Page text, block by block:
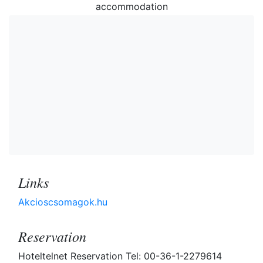
accommodation
Links
Akcioscsomagok.hu
Reservation
Hoteltelnet Reservation Tel: 00-36-1-2279614